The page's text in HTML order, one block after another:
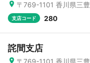
〒769-1101 香川県三
支店コード 280
詫間支店
〒769-1101 香川県三